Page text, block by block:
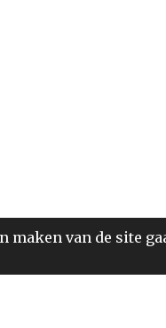
maken van de site